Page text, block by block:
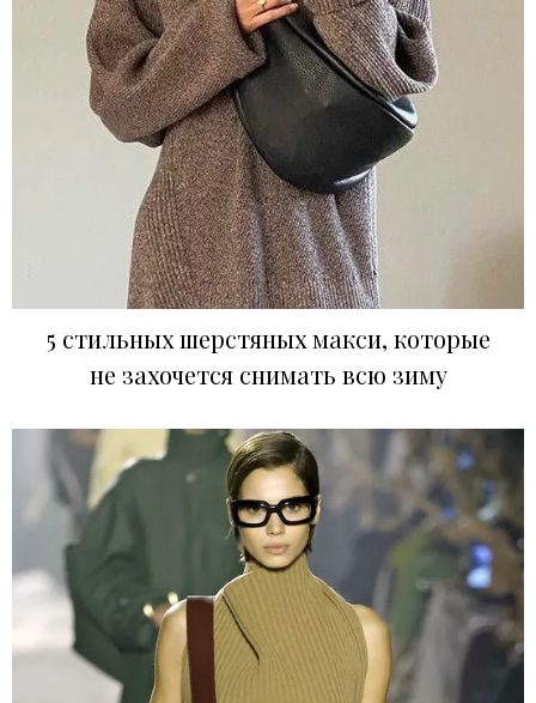
5 cтильных шерстяных макси, которые
не захочется снимать всю зиму